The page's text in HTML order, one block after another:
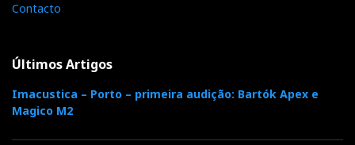
Soulution 720, medidas laboratoriais irrepreensíveis
Contacto
Últimos Artigos
Imacustica – Porto – primeira audição: Bartók Apex e
Magico M2